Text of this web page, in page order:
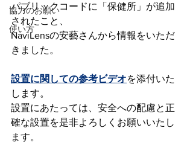
協力のお願い
使い方
パブリックコードに「保健所」が追加
されたこと、
NaviLensの安藝さんから情報をいただ
きました。
設置に関しての参考ビデオを添付いた
します。
設置にあたっては、安全への配慮と正
確な設置を是非よろしくお願いいたし
ます。